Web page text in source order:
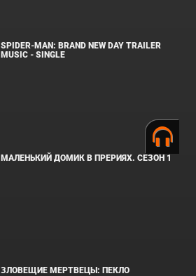
SPIDER-MAN: BRAND NEW DAY TRAILER
MUSIC - SINGLE
МАЛЕНЬКИЙ ДОМИК В ПРЕРИЯХ. СЕЗОН 1
ЗЛОВЕЩИЕ МЕРТВЕЦЫ: ПЕКЛО